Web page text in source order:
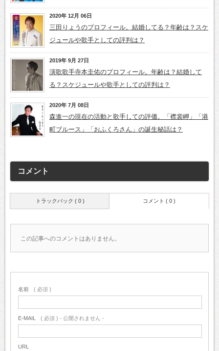
2020年 12月 06日
三田りょうのプロフィール。結婚してる？年齢は？スケ
ジュールや歌手としての評判は？
2019年 9月 27日
演歌歌手寺本圭佑のプロフィール。年齢は？結婚して
る？スケジュールや歌手としての評判は？
2020年 7月 08日
森進一の現在の活動と歌手しての評価。「襟裳岬」「港
町ブルース」「おふくろさん」の誕生秘話は？
コメント
トラックバック ( 0 ) コメント ( 0 )
この記事へのコメントはありません。
名前 ( 必須 )
E-MAIL ( 必須 ) - 公開されません -
URL